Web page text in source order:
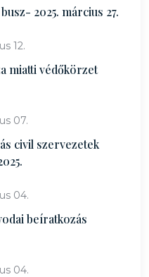
2025. március 27.
12.
miatti védőkörzet
07.
civil szervezetek
04.
beíratkozás
04.